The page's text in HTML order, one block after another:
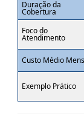
Duração da
Cobertura
Foco do
Atendimento
Custo Médio
Exemplo Prático